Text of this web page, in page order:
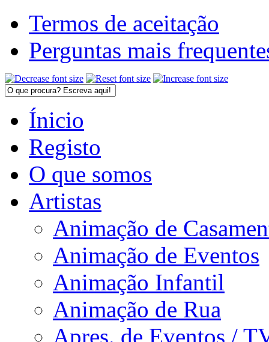
Termos de aceitação
Perguntas mais
Ínicio
Registo
O que somos
Artistas
Animação de
Animação de Eventos
Animação Infantil
Animação de Rua
Apres. de Eventos /